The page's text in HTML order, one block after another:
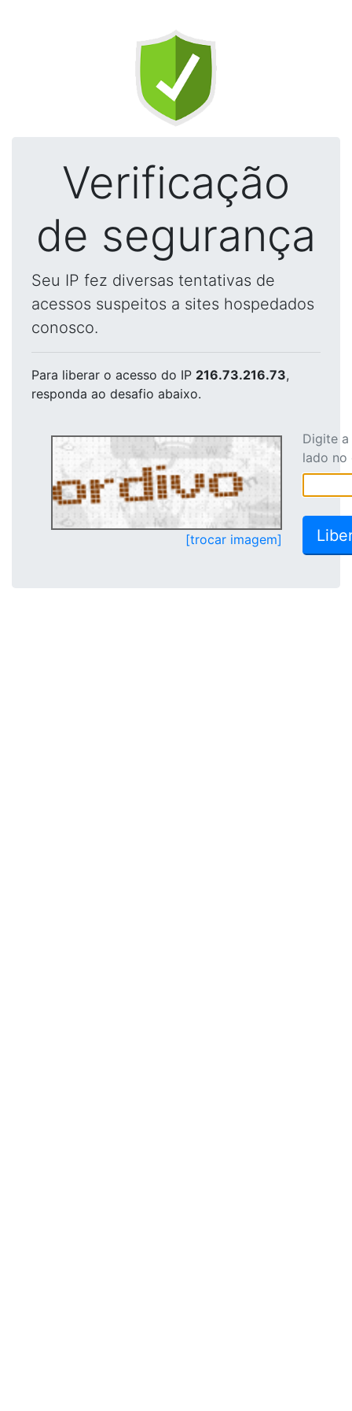
Verificação
de segurança
Seu IP fez diversas tentativas de
acessos suspeitos a sites hospedados
conosco.
Para liberar o acesso do IP 216.73.216.73,
responda ao desafio abaixo.
[trocar imagem]
Digite
lado no